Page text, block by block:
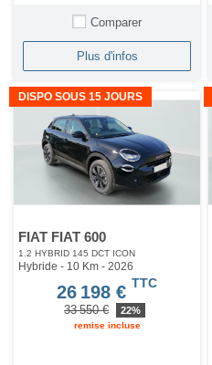
Comparer
Plus d'infos
DISPO SOUS 15 JOURS
FIAT FIAT 600
1.2 HYBRID 145 DCT ICON
Hybride - 10 Km - 2026
26 198 € TTC
33 550 € 22%
remise incluse